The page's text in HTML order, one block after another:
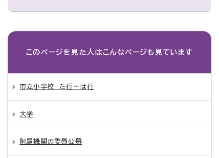
このページを見た人は こんなページも見ています
市立小学校 た行～は行
大学
附属機関の委員公募